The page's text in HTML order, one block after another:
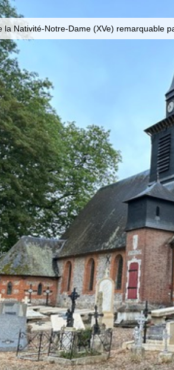
la Nativité-Notre-Dame (XVe) remarquable